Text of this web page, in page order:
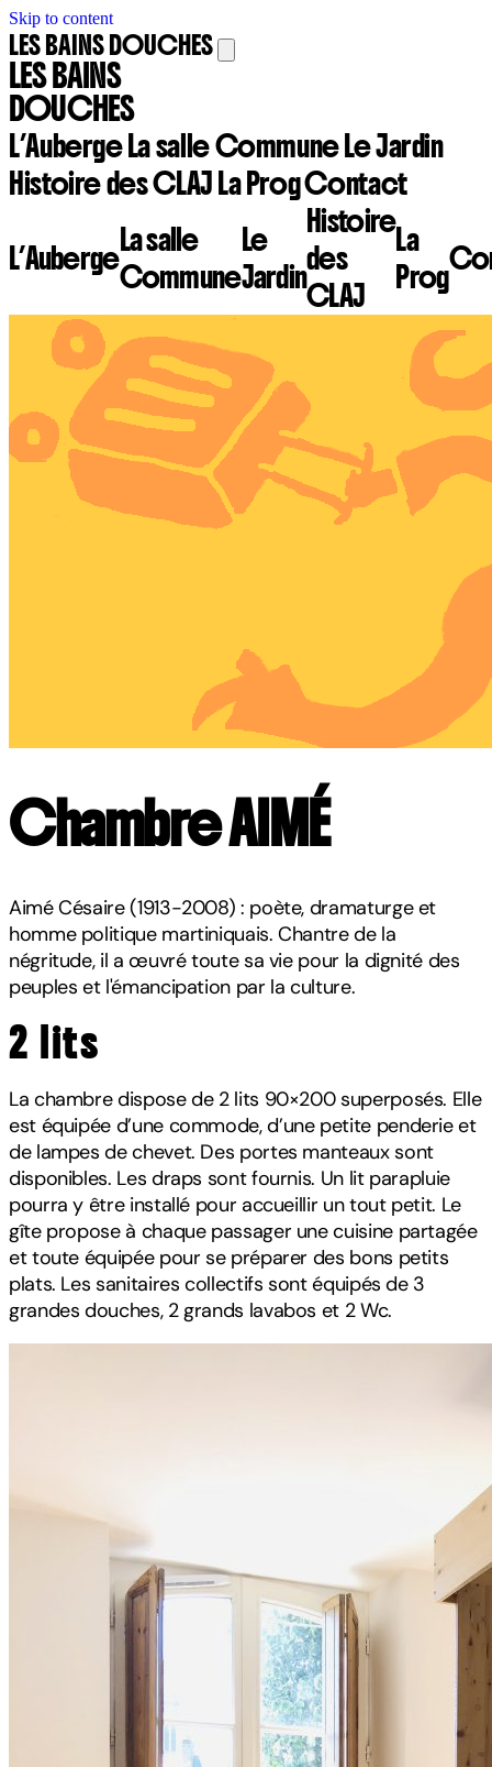
Skip to content
LES BAINS DOUCHES
LES BAINS
DOUCHES
L’Auberge La salle Commune Le Jardin
Histoire des CLAJ La ProgContact
L’AubergeLa salle
Commune
Le
Jardin
Histoire
des
CLAJ
La
Prog
Chambre AIMÉ
Aimé Césaire (1913-2008) : poète, dramaturge et
homme politique martiniquais. Chantre de la
négritude, il a œuvré toute sa vie pour la dignité des
peuples et l'émancipation par la culture.
2 lits
La chambre dispose de 2 lits 90×200 superposés. Elle
est équipée d’une commode, d’une petite penderie et
de lampes de chevet. Des portes manteaux sont
disponibles. Les draps sont fournis. Un lit parapluie
pourra y être installé pour accueillir un tout petit. Le
gîte propose à chaque passager une cuisine partagée
et toute équipée pour se préparer des bons petits
plats. Les sanitaires collectifs sont équipés de 3
grandes douches, 2 grands lavabos et 2 Wc.